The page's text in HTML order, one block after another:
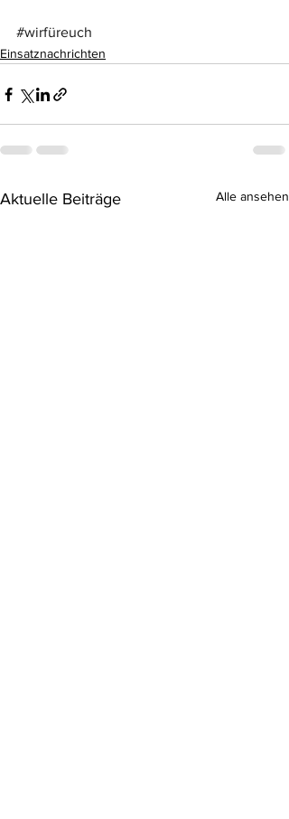
#wirfüreuch
Einsatznachrichten
Aktuelle Beiträge Alle ansehen